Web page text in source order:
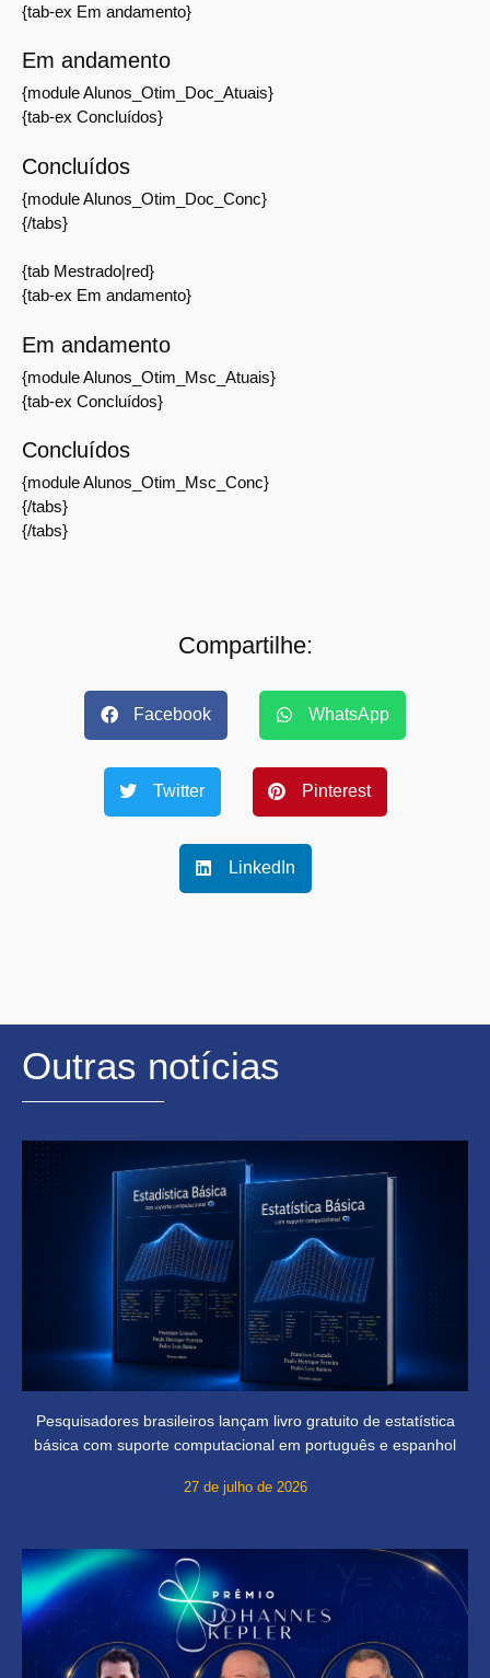
{tab-ex Em andamento}
Em andamento
{module Alunos_Otim_Doc_Atuais}
{tab-ex Concluídos}
Concluídos
{module Alunos_Otim_Doc_Conc}
{/tabs}
{tab Mestrado|red}
{tab-ex Em andamento}
Em andamento
{module Alunos_Otim_Msc_Atuais}
{tab-ex Concluídos}
Concluídos
{module Alunos_Otim_Msc_Conc}
{/tabs}
{/tabs}
Compartilhe:
Facebook WhatsApp
Twitter Pinterest
LinkedIn
Outras notícias
Pesquisadores brasileiros lançam livro gratuito de estatística
básica com suporte computacional em português e espanhol
27 de julho de 2026